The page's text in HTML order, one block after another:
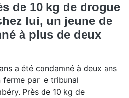
de 10 kg de drogue
lui, un jeune de
à plus de deux
a été condamné à deux ans
par le tribunal
Près de 10 kg de